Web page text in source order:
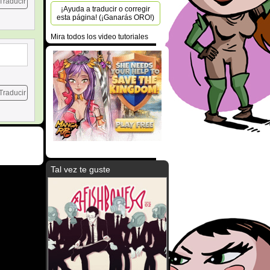
¡Ayuda a traducir o corregir
esta página! (¡Ganarás ORO!)
Mira todos los video tutoriales
Tal vez te guste